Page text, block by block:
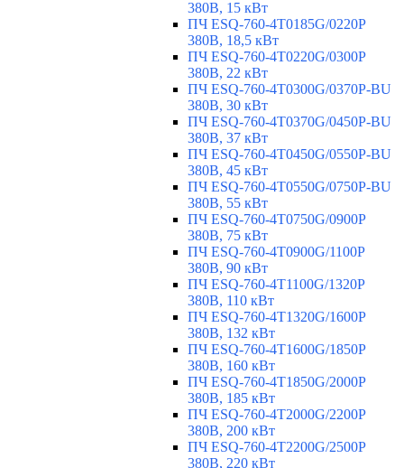
380В, 15 кВт
ПЧ ESQ-760-4T0185G/0220P
380В, 18,5 кВт
ПЧ ESQ-760-4T0220G/0300P
380В, 22 кВт
ПЧ ESQ-760-4T0300G/0370P-BU
380В, 30 кВт
ПЧ ESQ-760-4T0370G/0450P-BU
380В, 37 кВт
ПЧ ESQ-760-4T0450G/0550P-BU
380В, 45 кВт
ПЧ ESQ-760-4T0550G/0750P-BU
380В, 55 кВт
ПЧ ESQ-760-4T0750G/0900P
380В, 75 кВт
ПЧ ESQ-760-4T0900G/1100P
380В, 90 кВт
ПЧ ESQ-760-4T1100G/1320P
380В, 110 кВт
ПЧ ESQ-760-4T1320G/1600P
380В, 132 кВт
ПЧ ESQ-760-4T1600G/1850P
380В, 160 кВт
ПЧ ESQ-760-4T1850G/2000P
380В, 185 кВт
ПЧ ESQ-760-4T2000G/2200P
380В, 200 кВт
ПЧ ESQ-760-4T2200G/2500P
380В, 220 кВт